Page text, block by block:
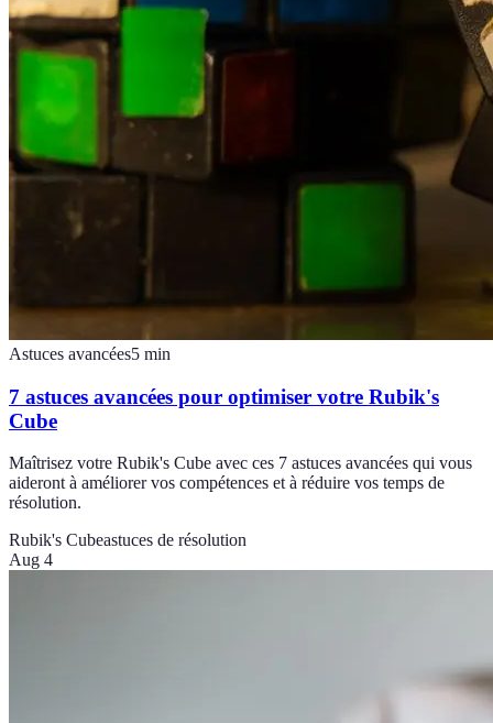
Astuces avancées5 min
7 astuces avancées pour optimiser votre Rubik's
Cube
Maîtrisez votre Rubik's Cube avec ces 7 astuces avancées qui vous
aideront à améliorer vos compétences et à réduire vos temps de
résolution.
Rubik's Cubeastuces de résolution
Aug 4